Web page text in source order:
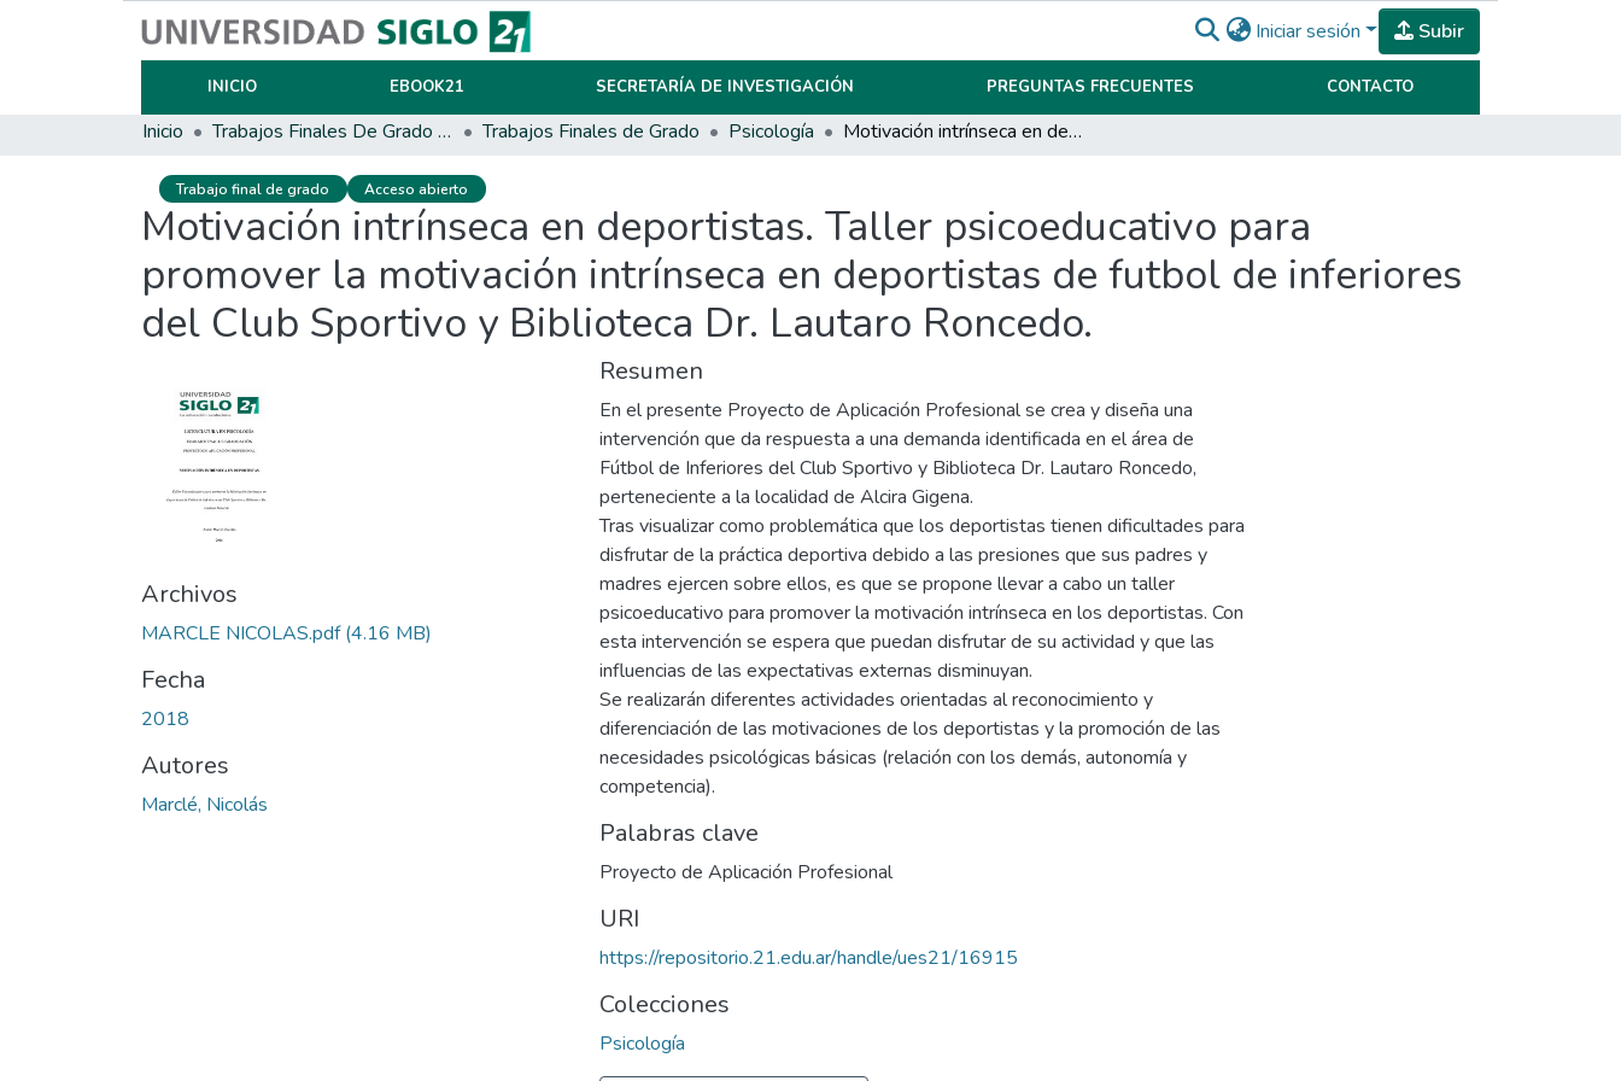
Iniciar sesión Subir
INICIO EBOOK21 SECRETARÍA DE INVESTIGACIÓN PREGUNTAS FRECUENTES CONTACTO
Inicio Trabajos Finales De Grado Y Posgrado Trabajos Finales de Grado Psicología Motivación intrínseca en deportistas. Taller psicoeducativo para promover la motivación intrínseca en deportistas de futbol de inferiores del Club Sportivo y Biblioteca Dr. Lautaro Roncedo.
Trabajo final de grado Acceso abierto
Motivación intrínseca en deportistas. Taller psicoeducativo para
promover la motivación intrínseca en deportistas de futbol de inferiores
del Club Sportivo y Biblioteca Dr. Lautaro Roncedo.
Archivos
MARCLE NICOLAS.pdf(4.16 MB)
Fecha
2018
Autores
Marclé, Nicolás
Resumen
En el presente Proyecto de Aplicación Profesional se crea y diseña una
intervención que da respuesta a una demanda identificada en el área de
Fútbol de Inferiores del Club Sportivo y Biblioteca Dr. Lautaro Roncedo,
perteneciente a la localidad de Alcira Gigena.
Tras visualizar como problemática que los deportistas tienen dificultades para
disfrutar de la práctica deportiva debido a las presiones que sus padres y
madres ejercen sobre ellos, es que se propone llevar a cabo un taller
psicoeducativo para promover la motivación intrínseca en los deportistas. Con
esta intervención se espera que puedan disfrutar de su actividad y que las
influencias de las expectativas externas disminuyan.
Se realizarán diferentes actividades orientadas al reconocimiento y
diferenciación de las motivaciones de los deportistas y la promoción de las
necesidades psicológicas básicas (relación con los demás, autonomía y
competencia).
Palabras clave
Proyecto de Aplicación Profesional
URI
https://repositorio.21.edu.ar/handle/ues21/16915
Colecciones
Psicología